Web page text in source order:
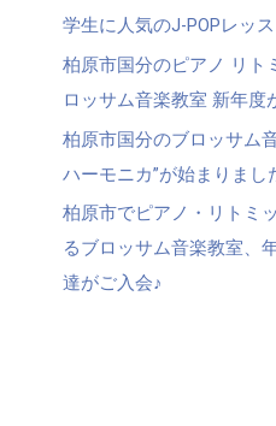
学生に人気のJ-POPレッ
柏原市国分のピアノ リト
ロッサム音楽教室 新年度
柏原市国分のブロッサム
ハーモニカ”が始まりまし
柏原市でピアノ・リトミ
るブロッサム音楽教室、
達がご入会♪